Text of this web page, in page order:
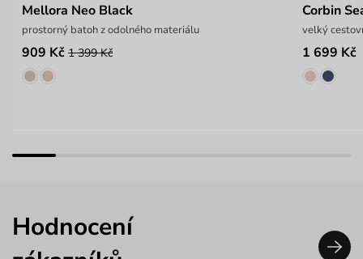
Mellora Neo Black
prostorný batoh z odolného materiálu
909 Kč 1 399 Kč
Corbin
velký
1 699 Kč
Hodnocení